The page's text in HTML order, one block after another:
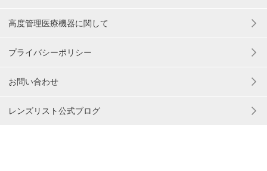
高度管理医療機器に関して
プライバシーポリシー
お問い合わせ
レンズリスト公式ブログ